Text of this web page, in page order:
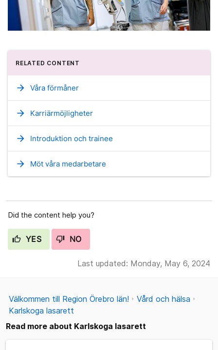
RELATED CONTENT
arrow_forward Våra förmåner
arrow_forward Karriärmöjligheter
arrow_forward Introduktion och trainee
arrow_forward Möt våra medarbetare
Did the content help you?
YES NO
Last updated: Monday, May 6, 2024
Välkommen till Region Örebro län!
Vård och hälsa
Karlskoga lasarett
Read more about Karlskoga lasarett